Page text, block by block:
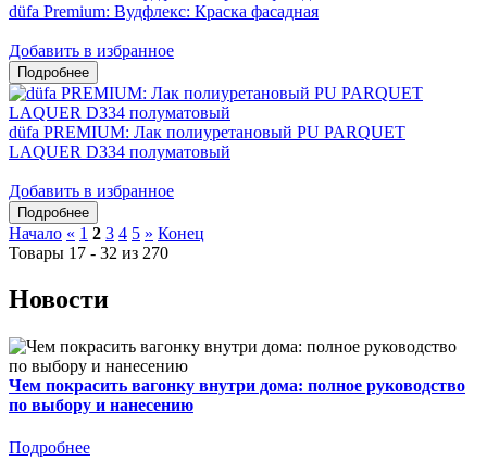
düfa Premium: Вудфлекс: Краска фасадная
Добавить в избранное
düfa PREMIUM: Лак полиуретановый PU PARQUET
LAQUER D334 полуматовый
Добавить в избранное
Начало « 1 2 3 4 5 » Конец
Товары 17 - 32 из 270
Новости
Чем покрасить вагонку внутри дома: полное руководство
по выбору и нанесению
Подробнее